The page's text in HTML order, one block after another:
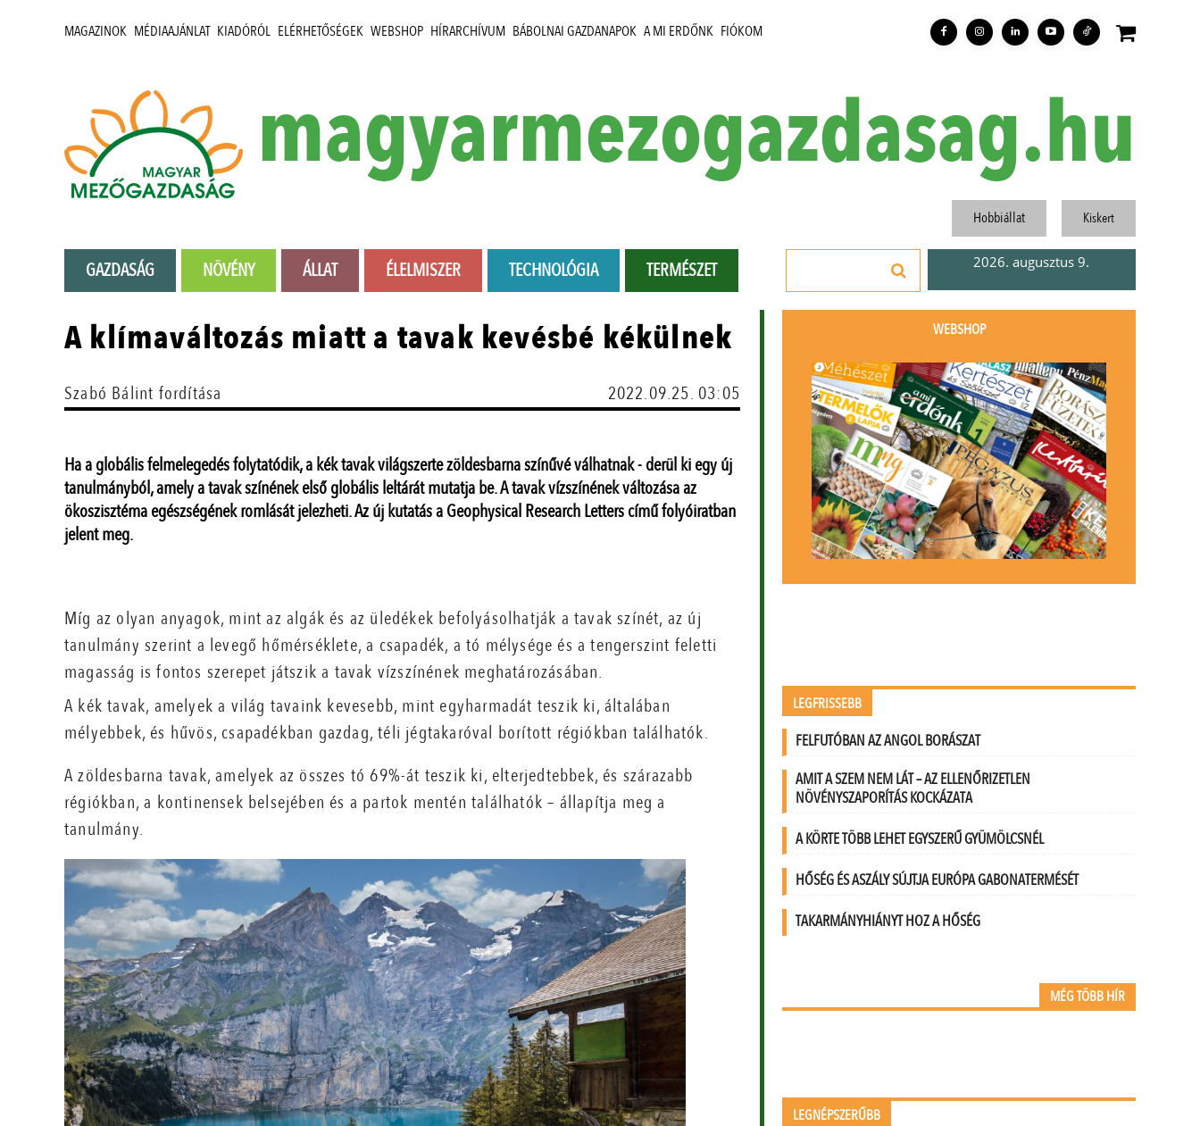
MAGAZINOK MÉDIAAJÁNLAT KIADÓRÓL ELÉRHETŐSÉGEK WEBSHOP HÍRARCHÍVUM BÁBOLNAI GAZDANAPOK A MI ERDŐNK FIÓKOM
magyarmezogazdasag.hu
GAZDASÁG NÖVÉNY ÁLLAT ÉLELMISZER TECHNOLÓGIA TERMÉSZET
Hobbiállat Kiskert
2026. augusztus 9.
A klímaváltozás miatt a tavak kevésbé kékülnek
Szabó Bálint fordítása 2022.09.25. 03:05
Ha a globális felmelegedés folytatódik, a kék tavak világszerte zöldesbarna színűvé válhatnak - derül ki egy új
tanulmányból, amely a tavak színének első globális leltárát mutatja be. A tavak vízszínének változása az
ökoszisztéma egészségének romlását jelezheti. Az új kutatás a Geophysical Research Letters című folyóiratban
jelent meg.
Míg az olyan anyagok, mint az algák és az üledékek befolyásolhatják a tavak színét, az új
tanulmány szerint a levegő hőmérséklete, a csapadék, a tó mélysége és a tengerszint feletti
magasság is fontos szerepet játszik a tavak vízszínének meghatározásában.
A kék tavak, amelyek a világ tavaink kevesebb, mint egyharmadát teszik ki, általában
mélyebbek, és hűvös, csapadékban gazdag, téli jégtakaróval borított régiókban találhatók.
A zöldesbarna tavak, amelyek az összes tó 69%-át teszik ki, elterjedtebbek, és szárazabb
régiókban, a kontinensek belsejében és a partok mentén találhatók – állapítja meg a
tanulmány.
WEBSHOP
LEGFRISSEBB
FELFUTÓBAN AZ ANGOL BORÁSZAT
AMIT A SZEM NEM LÁT – AZ ELLENŐRIZETLEN
NÖVÉNYSZAPORÍTÁS KOCKÁZATA
A KÖRTE TÖBB LEHET EGYSZERŰ GYÜMÖLCSNÉL
HŐSÉG ÉS ASZÁLY SÚJTJA EURÓPA GABONATERMÉSÉT
TAKARMÁNYHIÁNYT HOZ A HŐSÉG
MÉG TÖBB HÍR
LEGNÉPSZERŰBB